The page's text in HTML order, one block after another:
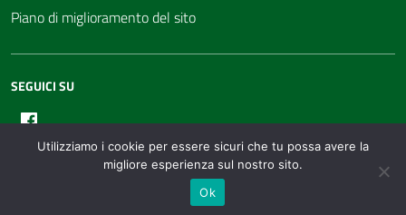
Piano di miglioramento del sito
SEGUICI SU
Facebook
Utilizziamo i cookie per essere sicuri che tu possa avere la
migliore esperienza sul nostro sito.
Ok